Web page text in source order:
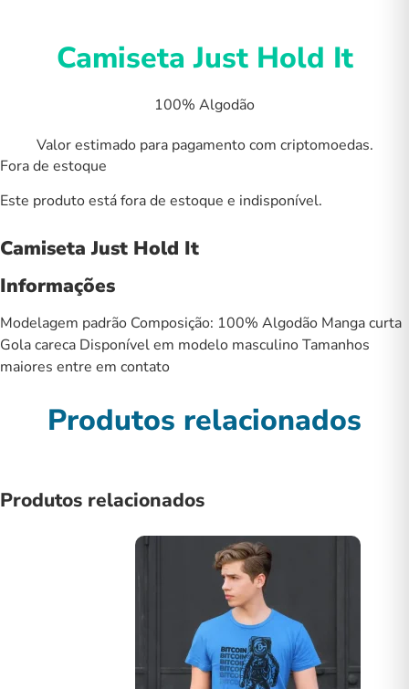
Camiseta Just Hold It
100% Algodão
Valor estimado para pagamento com criptomoedas.
Fora de estoque
Este produto está fora de estoque e indisponível.
Camiseta Just Hold It
Informações
Modelagem padrão Composição: 100% Algodão Manga curta
Gola careca Disponível em modelo masculino Tamanhos
maiores entre em contato
Produtos relacionados
Produtos relacionados